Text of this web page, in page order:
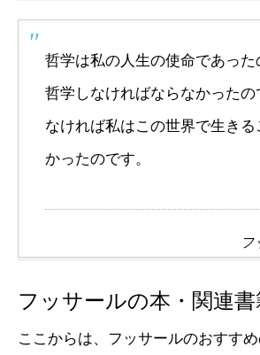
哲学は私の人生の使命であった
哲学しなければならなかったの
なければ私はこの世界で生きる
かったのです。
フ
フッサールの本・関連
ここからは、フッサールのおすす